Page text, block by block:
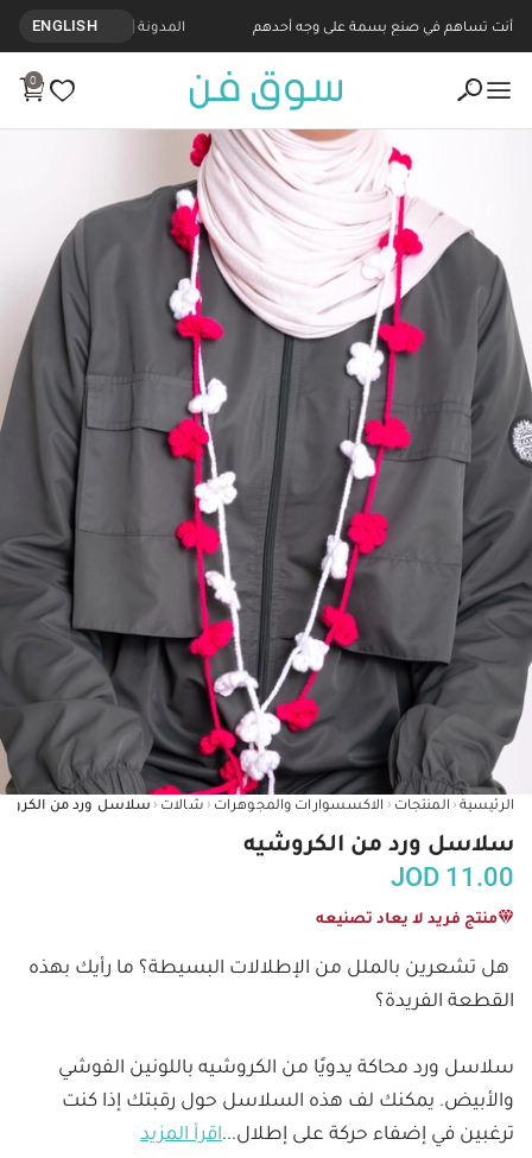
أنت تساهم في صنع بسمة على وجه أحدهم المدونة ENGLISH
0
الرئيسية ‹ المنتجات ‹ الاكسسوارات والمجوهرات ‹ شالات ‹ سلاسل ورد من
سلاسل ورد من الكروشيه
JOD 11.00
منتج فريد لا يعاد تصنيعه
هل تشعرين بالملل من الإطلالات البسيطة؟ ما رأيك بهذه
سلاسل ورد محاكة يدويًا من الكروشيه باللونين الفوشي
والأبيض. يمكنك لف هذه السلاسل حول رقبتك إذا كنت
ترغبين في إضفاء حركة على إطلال...اقرأ المزيد